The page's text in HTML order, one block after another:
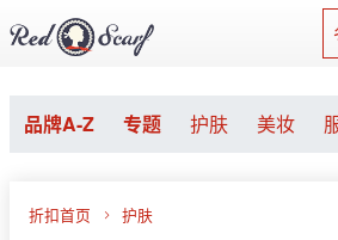
品牌A-Z 专题 护肤 美妆
折扣首页 护肤